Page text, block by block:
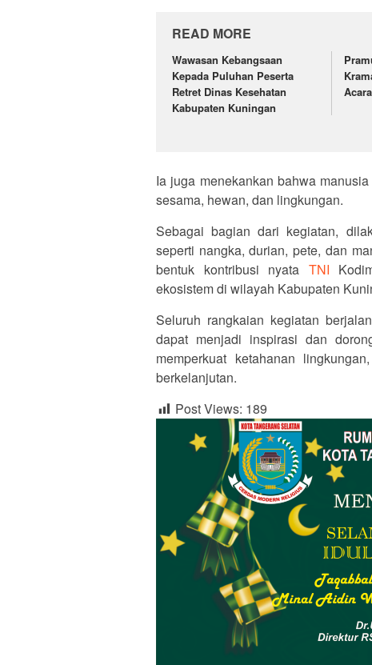
READ MORE
Wawasan Kebangsaan
Kepada Puluhan Peserta
Retret Dinas Kesehatan
Kabupaten Kuningan
Ia juga menekankan bahwa
sesama, hewan, dan lingkungan.
Sebagai bagian dari kegiatan,
seperti nangka, durian, pete, dan
bentuk kontribusi nyata TNI
ekosistem di wilayah Kabupaten
Seluruh rangkaian kegiatan
dapat menjadi inspirasi dan
memperkuat ketahanan
berkelanjutan.
Post Views: 189